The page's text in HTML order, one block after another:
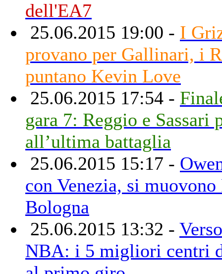
dell'EA7
25.06.2015 19:00 - I
provano per Gallinari, i
puntano Kevin Love
25.06.2015 17:54 -
gara 7: Reggio e Sassari
all’ultima battaglia
25.06.2015 15:17 -
con Venezia, si muovono
Bologna
25.06.2015 13:32 -
NBA: i 5 migliori centri